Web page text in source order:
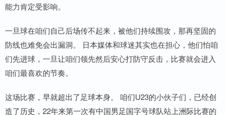
能力肯定受影响。
一旦球在咱们自己后场传不起来，被他们持续围攻，那再坚固的
防线也难免会出漏洞。 日本媒体和球迷其实也在担心，他们怕咱
们先进球，一旦让咱们领先然后安心打防守反击，比赛就会进入
咱们最喜欢的节奏。
这场比赛，早就超出了足球本身。 咱们U23的小伙子们，已经创
造了历史，22年来第一次有中国男足国字号球队站上洲际比赛的